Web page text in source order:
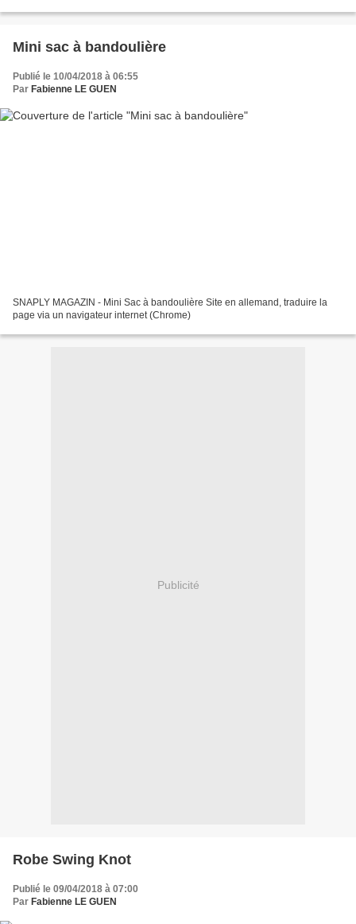
Mini sac à bandoulière
Publié le 10/04/2018 à 06:55
Par Fabienne LE GUEN
SNAPLY MAGAZIN - Mini Sac à bandoulière Site en allemand, traduire la
page via un navigateur internet (Chrome)
Publicité
Robe Swing Knot
Publié le 09/04/2018 à 07:00
Par Fabienne LE GUEN